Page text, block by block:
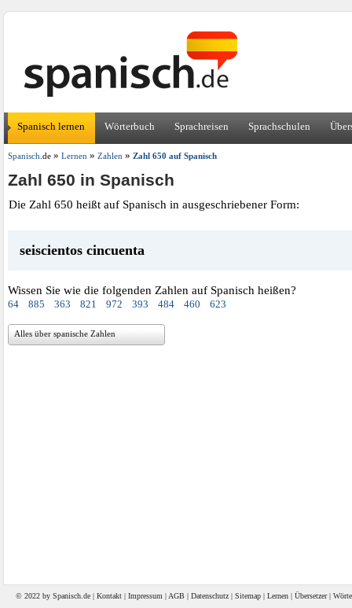
Spanisch lernen Wörterbuch Sprachreisen Sprachschulen
Spanisch .de» Lernen» Zahlen» Zahl 650 auf Spanisch
Zahl 650 in Spanisch
Die Zahl 650 heißt auf Spanisch in ausgeschriebener Form:
seiscientos cincuenta
Wissen Sie wie die folgenden Zahlen auf Spanisch heißen?
64 885 363 821 972 393 484 460 623
Alles über spanische Zahlen
© 2022 by Spanisch .de | Kontakt | Impressum | AGB | Datenschutz | Sitemap | Lernen | Übersetzer|